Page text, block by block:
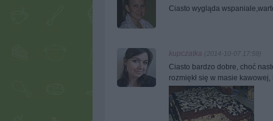
Ciasto wygląda
kupczatka (2014-10-07 17:59)
Ciasto bardzo dobre, choć
rozmiękł się w masie